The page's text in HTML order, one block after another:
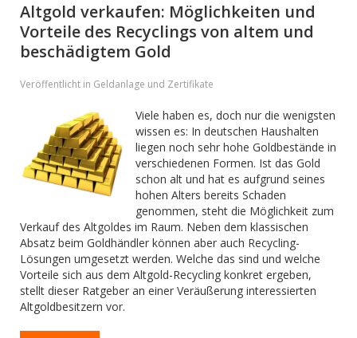
Altgold verkaufen: Möglichkeiten und
Vorteile des Recyclings von altem und
beschädigtem Gold
Veröffentlicht in Geldanlage und Zertifikate
Viele haben es, doch nur die wenigsten
wissen es: In deutschen Haushalten
liegen noch sehr hohe Goldbestände in
verschiedenen Formen. Ist das Gold
schon alt und hat es aufgrund seines
hohen Alters bereits Schaden
genommen, steht die Möglichkeit zum
Verkauf des Altgoldes im Raum. Neben dem klassischen
Absatz beim Goldhändler können aber auch Recycling-
Lösungen umgesetzt werden. Welche das sind und welche
Vorteile sich aus dem Altgold-Recycling konkret ergeben,
stellt dieser Ratgeber an einer Veräußerung interessierten
Altgoldbesitzern vor.